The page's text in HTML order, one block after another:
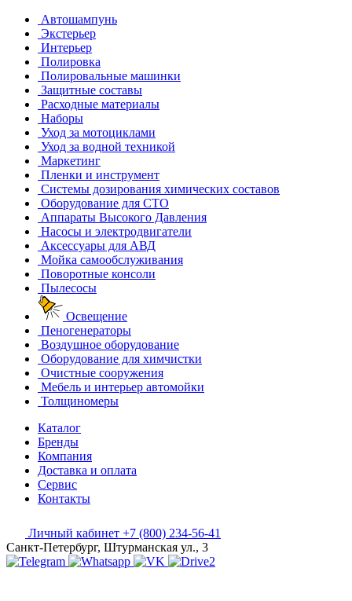
Автошампунь
Экстерьер
Интерьер
Полировка
Полировальные машинки
Защитные составы
Расходные материалы
Наборы
Уход за мотоциклами
Уход за водной техникой
Маркетинг
Пленки и инструмент
Системы дозирования химических составов
Оборудование для СТО
Аппараты Высокого Давления
Насосы и электродвигатели
Аксессуары для АВД
Мойка самообслуживания
Поворотные консоли
Пылесосы
Освещение
Пеногенераторы
Воздушное оборудование
Оборудование для химчистки
Очистные сооружения
Мебель и интерьер автомойки
Толщиномеры
Каталог
Бренды
Компания
Доставка и оплата
Сервис
Контакты
Личный кабинет +7 (800) 234-56-41
Санкт-Петербург, Штурманская ул., 3